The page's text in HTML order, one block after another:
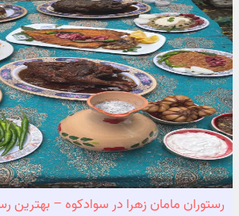
رستوران مامان زهرا در سوادکوه – بهترین